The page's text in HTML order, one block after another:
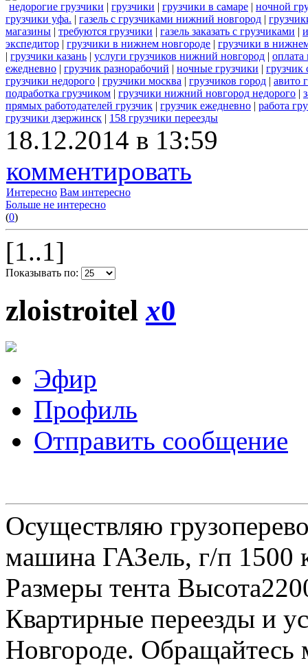
недорогие грузчики | грузчики | грузчики в самаре | ночной
грузчики уфа. | газель с грузчиками нижний новгород |
магазины | требуются грузчики | газель заказать с грузчиками |
экспедитор | грузчики в нижнем новгороде | грузчики в
| грузчики казань | услуги грузчиков нижний новгород | оплата
ежедневно | грузчик разнорабочий | ночные грузчики | грузчик
грузчики недорого | грузчики москва | грузчиков город | авито
подработка грузчиком | грузчики нижний новгород недорого |
прямых работодателей грузчик | грузчик ежедневно | работа
грузчики дзержинск | 158 грузчики переезды
18.12.2014 в 13:59
комментировать
Интересно Вам интересно
Больше не интересно
(0)
[1..1]
Показывать по:
zloistroitelx0
Эфир
Профиль
Отправить сообщение
Осуществляю
машина ГАЗель, г/п 1500
Размеры тента
Квартирные переезды и
Новгороде.